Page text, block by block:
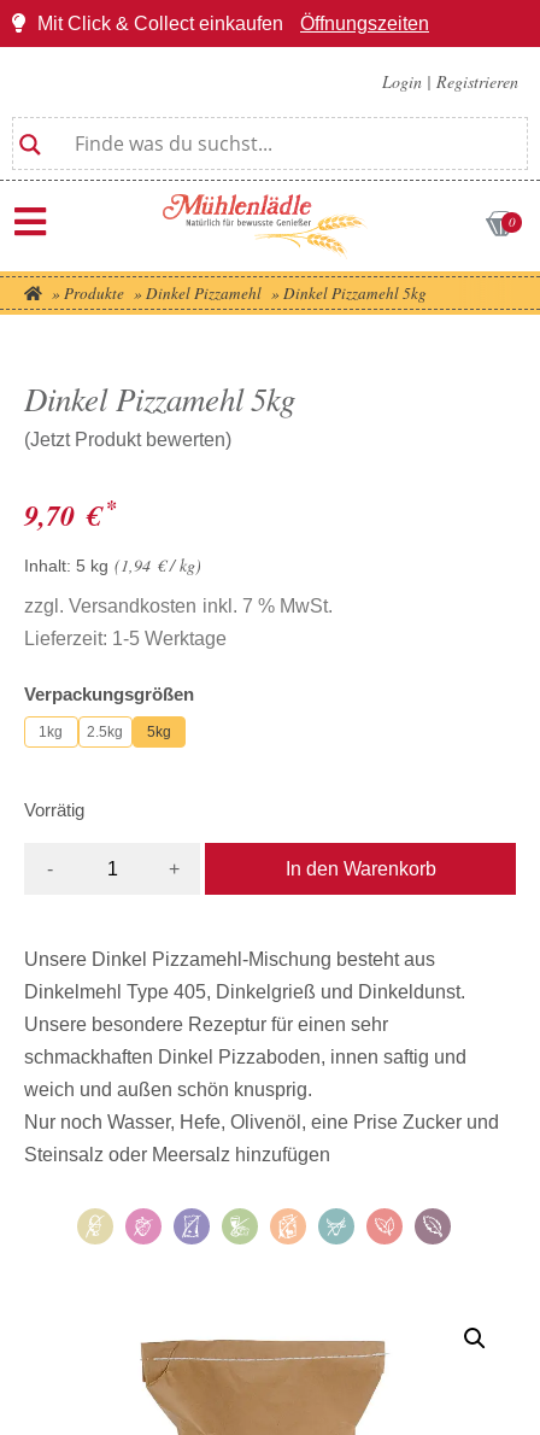
Mit Click & Collect einkaufen Öffnungszeiten
Login | Registrieren
0
» Produkte » Dinkel Pizzamehl » Dinkel Pizzamehl 5kg
Dinkel Pizzamehl 5kg
(Jetzt Produkt bewerten)
9,70 € *
Inhalt: 5 kg 1,94 €/kg
zzgl. Versandkosten inkl. 7 % MwSt.
Lieferzeit: 1-5 Werktage
Verpackungsgrößen
1kg 2.5kg 5kg
Vorrätig
- + In den Warenkorb
Unsere Dinkel Pizzamehl-Mischung besteht aus
Dinkelmehl Type 405, Dinkelgrieß und Dinkeldunst.
Unsere besondere Rezeptur für einen sehr
schmackhaften Dinkel Pizzaboden, innen saftig und
weich und außen schön knusprig.
Nur noch Wasser, Hefe, Olivenöl, eine Prise Zucker und
Steinsalz oder Meersalz hinzufügen